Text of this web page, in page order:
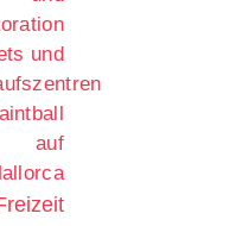
und
auf